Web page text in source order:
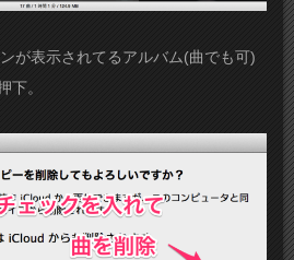
が表示されてるアルバム(曲でも可)
下。